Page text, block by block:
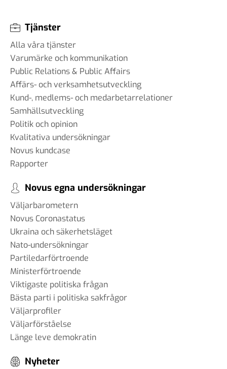
påverkansarbetet
#98 - Claire Durand -
Demokrati i världen
22 aug 2025
11 jul 2025
#96 - Charbel Gabro - att
bygga broar mellan grupper i
samhället
03 jun 2025
#95 - Jannike Tillå - internet
och demokrati
19 maj 2025
Tjänster
Alla våra tjänster
Varumärke och kommunikation
Public Relations & Public Affairs
Affärs- och verksamhetsutveckling
Kund-, medlems- och medarbetarrelationer
Samhällsutveckling
Politik och opinion
Kvalitativa undersökningar
Novus kundcase
Rapporter
Novus egna undersökningar
Väljarbarometern
Novus Coronastatus
Ukraina och säkerhetsläget
Nato-undersökningar
Partiledarförtroende
Ministerförtroende
Viktigaste politiska frågan
Bästa parti i politiska sakfrågor
Väljarprofiler
Väljarförståelse
Länge leve demokratin
Nyheter